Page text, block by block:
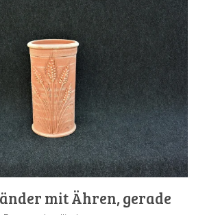
mit Ähren, gerade